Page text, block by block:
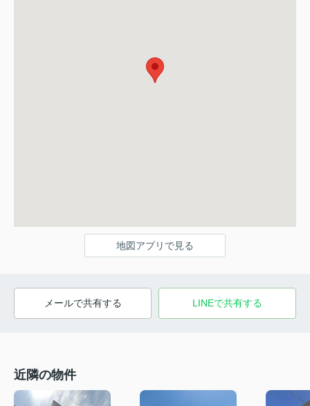
地図アプリで見る
メールで共有する LINEで共有する
近隣の物件